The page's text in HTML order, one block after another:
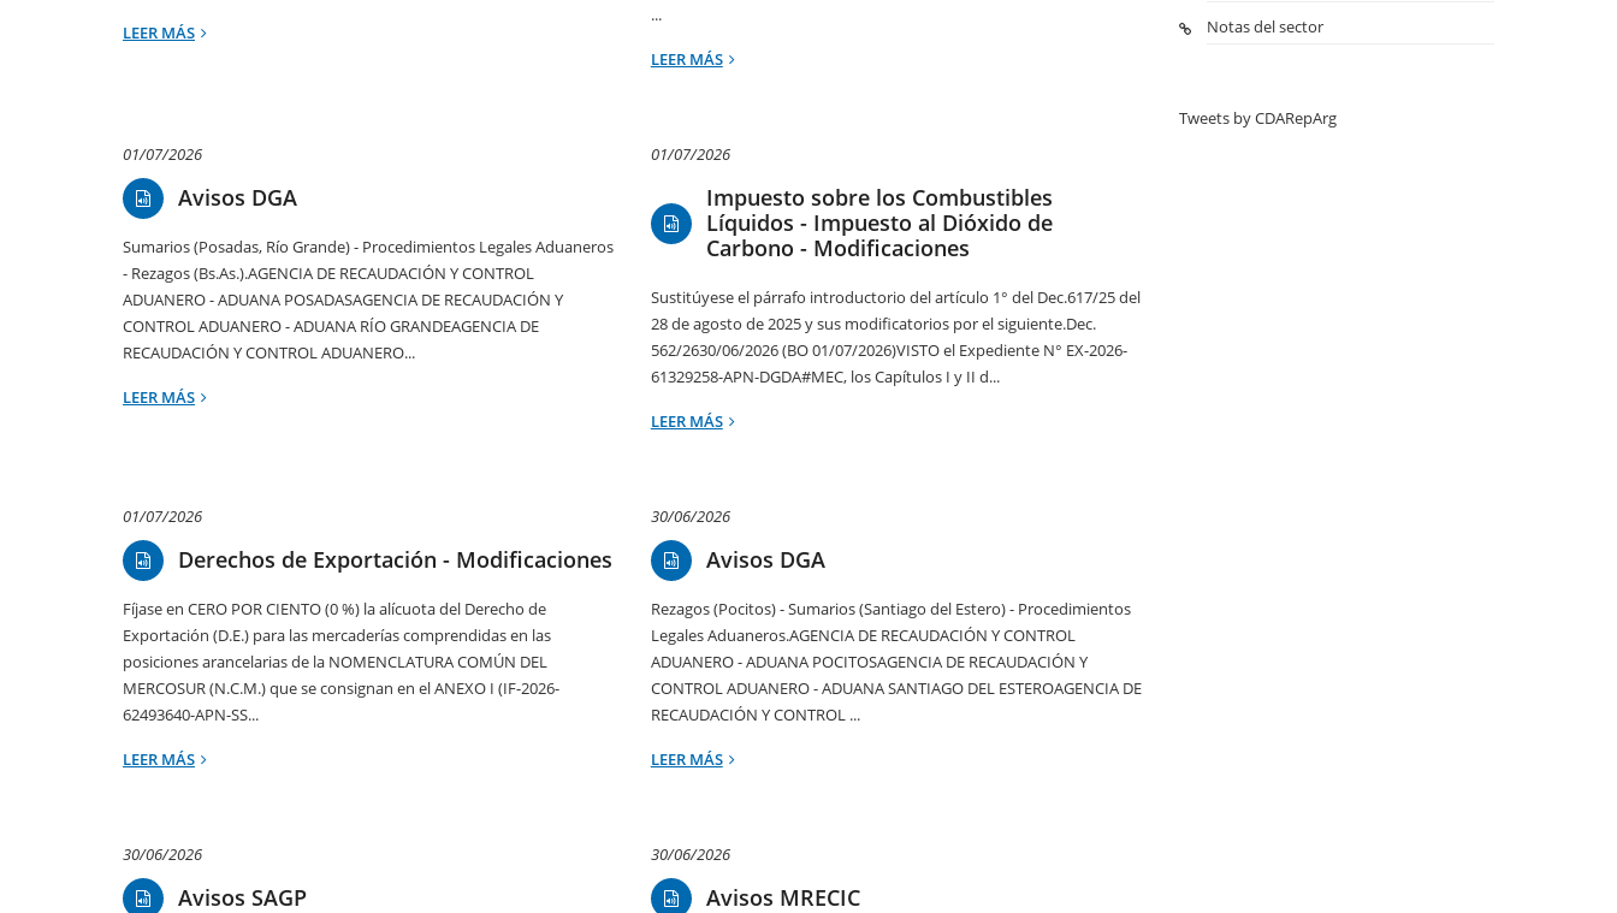
LEER MÁS
...
LEER MÁS
01/07/2026
Avisos DGA
Sumarios (Posadas, Río Grande) - Procedimientos Legales Aduaneros
- Rezagos (Bs.As.).AGENCIA DE RECAUDACIÓN Y CONTROL
ADUANERO - ADUANA POSADASAGENCIA DE RECAUDACIÓN Y
CONTROL ADUANERO - ADUANA RÍO GRANDEAGENCIA DE
RECAUDACIÓN Y CONTROL ADUANERO...
LEER MÁS
01/07/2026
Impuesto sobre los Combustibles
Líquidos - Impuesto al Dióxido de
Carbono - Modificaciones
Sustitúyese el párrafo introductorio del artículo 1° del Dec.617/25 del
28 de agosto de 2025 y sus modificatorios por el siguiente.Dec.
562/2630/06/2026 (BO 01/07/2026)VISTO el Expediente N° EX-2026-
61329258-APN-DGDA#MEC, los Capítulos I y II d...
LEER MÁS
01/07/2026
Derechos de Exportación - Modificaciones
Fíjase en CERO POR CIENTO (0 %) la alícuota del Derecho de
Exportación (D.E.) para las mercaderías comprendidas en las
posiciones arancelarias de la NOMENCLATURA COMÚN DEL
MERCOSUR (N.C.M.) que se consignan en el ANEXO I (IF-2026-
62493640-APN-SS...
LEER MÁS
30/06/2026
Avisos DGA
Rezagos (Pocitos) - Sumarios (Santiago del Estero) - Procedimientos
Legales Aduaneros.AGENCIA DE RECAUDACIÓN Y CONTROL
ADUANERO - ADUANA POCITOSAGENCIA DE RECAUDACIÓN Y
CONTROL ADUANERO - ADUANA SANTIAGO DEL ESTEROAGENCIA DE
RECAUDACIÓN Y CONTROL ...
LEER MÁS
30/06/2026
Avisos SAGP
30/06/2026
Avisos MRECIC
Notas del sector
Tweets by CDARepArg